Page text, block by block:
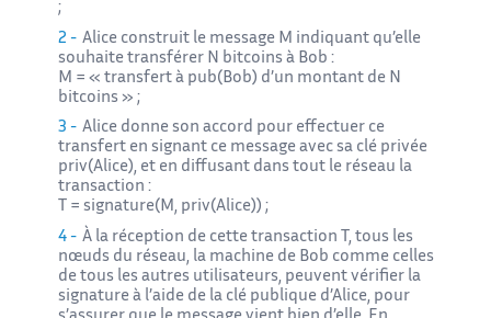
;
Alice construit le message M indiquant qu’elle
souhaite transférer N bitcoins à Bob :
M = « transfert à pub(Bob) d’un montant de N
bitcoins » ;
Alice donne son accord pour effectuer ce
transfert en signant ce message avec sa clé privée
priv(Alice), et en diffusant dans tout le réseau la
transaction :
T = signature(M, priv(Alice)) ;
À la réception de cette transaction T, tous les
nœuds du réseau, la machine de Bob comme celles
de tous les autres utilisateurs, peuvent vérifier la
signature à l’aide de la clé publique d’Alice, pour